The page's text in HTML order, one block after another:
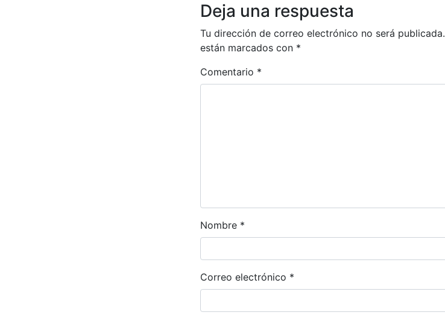
Deja una respuesta
Tu dirección de correo electrónico no será publicada.
están marcados con *
Comentario *
Nombre *
Correo electrónico *